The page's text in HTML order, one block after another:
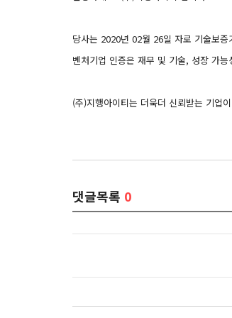
당사는 2020년 02월 26일 자로 기술보
벤처기업 인증은 재무 및 기술, 성장 가
(주)지행아이티는 더욱더 신뢰받는 기업
댓글목록 0